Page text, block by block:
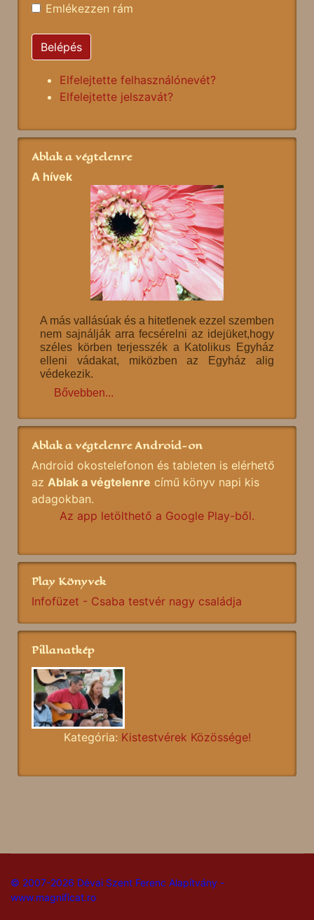
Emlékezzen rám
Belépés
Elfelejtette felhasználónevét?
Elfelejtette jelszavát?
Ablak a végtelenre
A hívek
A más vallásúak és a hitetlenek ezzel szemben
nem sajnálják arra fecsérelni az idejüket,hogy
széles körben terjesszék a Katolikus Egyház
elleni vádakat, miközben az Egyház alig
védekezik.
Bővebben...
Ablak a végtelenre Android-on
Android okostelefonon és tableten is elérhető
az Ablak a végtelenre című könyv napi kis
adagokban.
Az app letölthető a Google Play-ből.
Play Könyvek
Infofüzet - Csaba testvér nagy családja
Pillanatkép
Kategória: Kistestvérek Közössége!
© 2007-2026 Dévai Szent Ferenc Alapítvány -
www.magnificat.ro